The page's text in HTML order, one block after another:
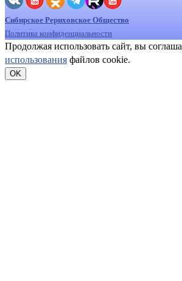
Сибирское Рериховское Общество
Политика конфиденциальности
Продолжая использовать сайт, вы
использования файлов cookie.
OK